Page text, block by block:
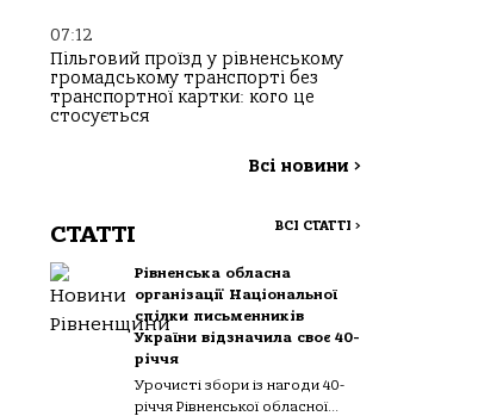
07:12
Пільговий проїзд у рівненському
громадському транспорті без
транспортної картки: кого це
стосується
Всі новини >
СТАТТІ ВСІ СТАТТІ >
Рівненська обласна
організації Національної
спілки письменників
України відзначила своє 40-
річчя
Урочисті збори із нагоди 40-
річчя Рівненської обласної...